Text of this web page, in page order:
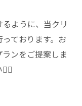
ように、当クリ
ております。お
ンをご提案しま